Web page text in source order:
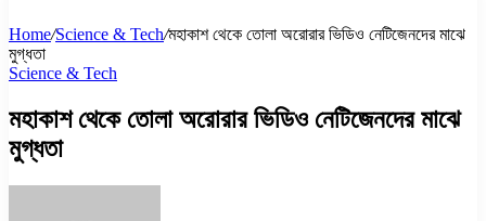
Home/Science & Tech/মহাকাশ থেকে তোলা অরোরার ভিডিও নেটিজেনদের মাঝে
মুগ্ধতা
Science & Tech
মহাকাশ থেকে তোলা অরোরার ভিডিও নেটিজেনদের মাঝে
মুগ্ধতা